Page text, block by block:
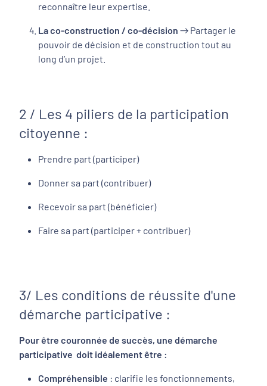
reconnaître leur expertise.
La co-construction / co-décision → Partager le
pouvoir de décision et de construction tout au
long d’un projet.
2 / Les 4 piliers de la participation
citoyenne :
Prendre part (participer)
Donner sa part (contribuer)
Recevoir sa part (bénéficier)
Faire sa part (participer + contribuer)
3/ Les conditions de réussite d'une
démarche participative :
Pour être couronnée de succès, une démarche
participative doit idéalement être :
Compréhensible : clarifie les fonctionnements,